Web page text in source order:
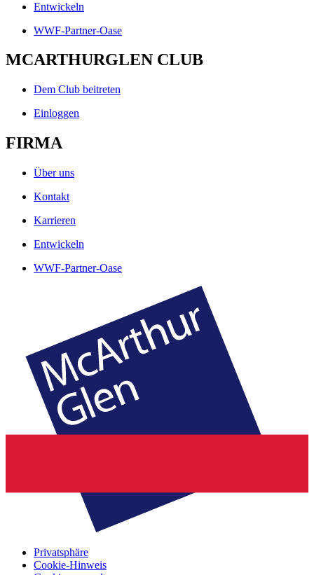
Entwickeln
WWF-Partner-Oase
MCARTHURGLEN CLUB
Dem Club beitreten
Einloggen
FIRMA
Über uns
Kontakt
Karrieren
Entwickeln
WWF-Partner-Oase
Privatsphäre
Cookie-Hinweis